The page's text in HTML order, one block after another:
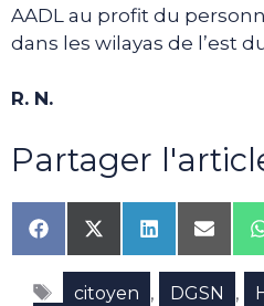
AADL au profit du
dans les wilayas de l’est
R. N.
Partager
Share
on
Facebook
Share
on
X
(Twitter)
Share
on
LinkedIn
Share
on
Email
Étiquettes
citoyen , DGSN ,